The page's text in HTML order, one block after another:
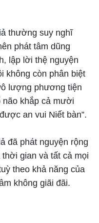
thường suy nghĩ
phát tâm dũng
lập lời thệ nguyện
không còn phân biệt
lượng phương tiện
não khắp cả mười
an vui Niết bàn”.
đã phát nguyện rộng
gian và tất cả mọi
theo khả năng của
không giãi đãi.